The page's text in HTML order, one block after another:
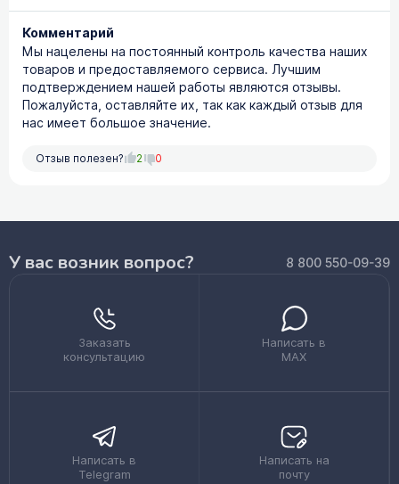
Комментарий
Мы нацелены на постоянный контроль качества наших
товаров и предоставляемого сервиса. Лучшим
подтверждением нашей работы являются отзывы.
Пожалуйста, оставляйте их, так как каждый отзыв для
нас имеет большое значение.
Отзыв полезен? 2 0
У вас возник вопрос? 8 800 550-09-39
Заказать
консультацию
Написать в
MAX
Написать в
Telegram
Написать на
почту